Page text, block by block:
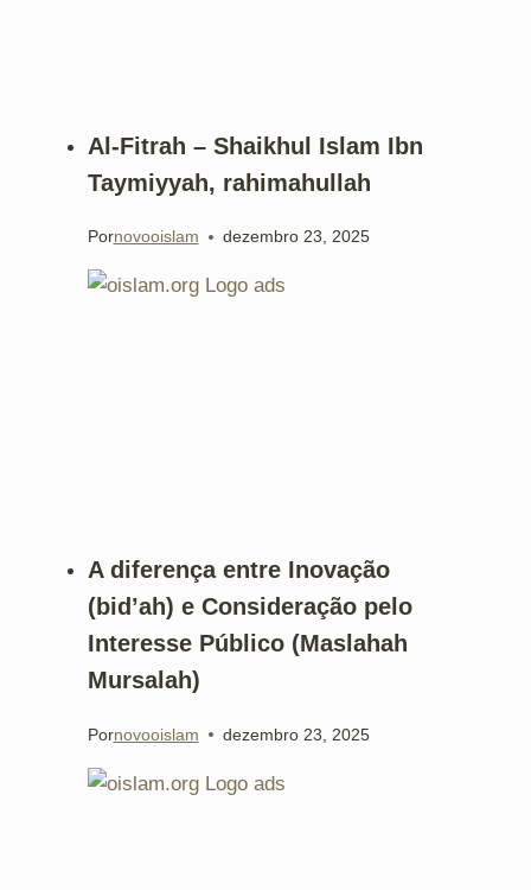
Al-Fitrah – Shaikhul Islam Ibn
Taymiyyah, rahimahullah
Pornovooislam dezembro 23, 2025
A diferença entre Inovação
(bid’ah) e Consideração pelo
Interesse Público (Maslahah
Mursalah)
Pornovooislam dezembro 23, 2025